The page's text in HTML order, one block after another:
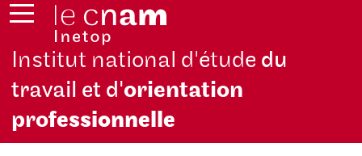
Institut national d'étude du
travail et d'orientation
professionnelle